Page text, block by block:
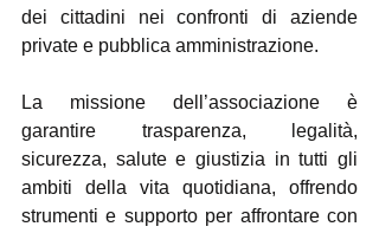
dei cittadini nei confronti di aziende
private e pubblica amministrazione.
La missione dell’associazione è
garantire trasparenza, legalità,
sicurezza, salute e giustizia in tutti gli
ambiti della vita quotidiana, offrendo
strumenti e supporto per affrontare con